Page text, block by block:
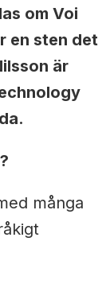
om Voi
en sten det
är
många